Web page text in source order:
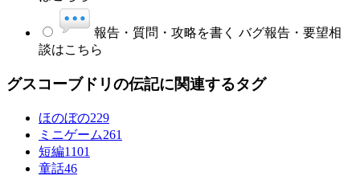
報告・質問・攻略を書く バグ報告・要望相
談はこちら
グスコーブドリの伝記に関連するタグ
ほのぼの229
ミニゲーム261
短編1101
童話46